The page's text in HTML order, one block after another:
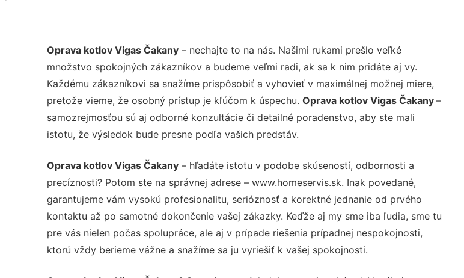
Oprava kotlov Vigas Čakany– nechajte to na nás. Našimi rukami prešlo veľké
množstvo spokojných zákazníkov a budeme veľmi radi, ak sa k nim pridáte aj vy.
Každému zákazníkovi sa snažíme prispôsobiť a vyhovieť v maximálnej možnej miere,
pretože vieme, že osobný prístup je kľúčom k úspechu. Oprava kotlov Vigas Čakany –
samozrejmosťou sú aj odborné konzultácie či detailné poradenstvo, aby ste mali
istotu, že výsledok bude presne podľa vašich predstáv.
Oprava kotlov Vigas Čakany– hľadáte istotu v podobe skúseností, odbornosti a
precíznosti? Potom ste na správnej adrese – www.homeservis.sk. Inak povedané,
garantujeme vám vysokú profesionalitu, serióznosť a korektné jednanie od prvého
kontaktu až po samotné dokončenie vašej zákazky. Keďže aj my sme iba ľudia, sme tu
pre vás nielen počas spolupráce, ale aj v prípade riešenia prípadnej nespokojnosti,
ktorú vždy berieme vážne a snažíme sa ju vyriešiť k vašej spokojnosti.